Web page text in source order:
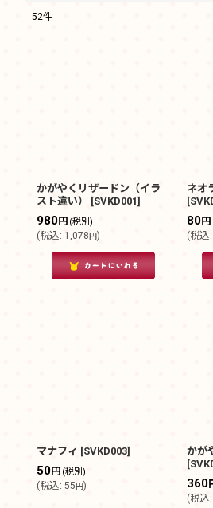
絞り込む
52件
かがやくリザードン（イラ
スト違い）
[SVKD001]
980円 (税別)
(税込: 1,078円)
ネオ
[
80円
(税込:
マナフィ [SVKD003]
50円 (税別)
(税込: 55円)
かが
[
360
(税込: